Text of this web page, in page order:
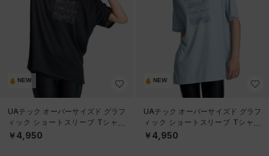
NEW
UAテック オーバーサイズド グラフ
ィック ショートスリーブ Tシャツ
（トレーニング/WOMEN）
￥4,950
NEW
UAテック オーバーサイズド グラフ
ィック ショートスリーブ Tシャツ
（トレーニング/WOMEN）
￥4,950